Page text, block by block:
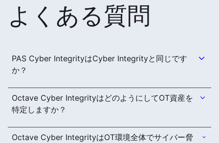
よくある質問
PAS Cyber IntegrityはCyber Integrityと同じです
か？
Octave Cyber IntegrityはどのようにしてOT資産を
特定しますか？
Octave Cyber IntegrityはOT環境全体でサイバー脅